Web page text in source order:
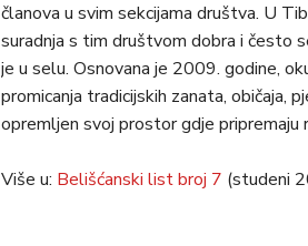
članova u svim sekcijama društva. U
suradnja s tim društvom dobra i često
je u selu. Osnovana je 2009. godine,
promicanja tradicijskih zanata, običaja,
opremljen svoj prostor gdje pripremaju
Više u: Belišćanski list broj 7 (studeni